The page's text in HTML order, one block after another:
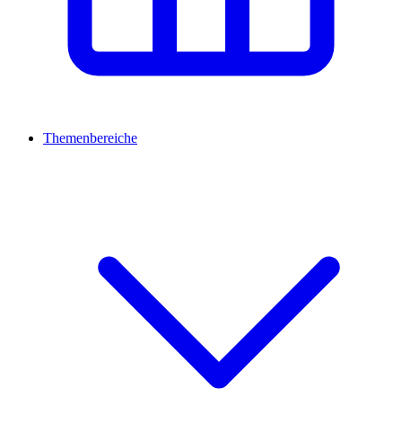
Themenbereiche